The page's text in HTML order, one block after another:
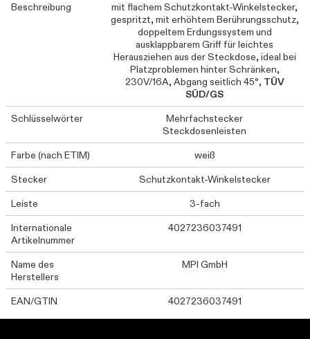
Beschreibung
mit flachem Schutzkontakt-Winkelstecker,
gespritzt, mit erhöhtem Berührungsschutz,
doppeltem Erdungssystem und
ausklappbarem Griff für leichtes
Herausziehen aus der Steckdose, ideal bei
Platzproblemen hinter Schränken,
230V/16A, Abgang seitlich 45°, TÜV
SÜD/GS
Schlüsselwörter
Mehrfachstecker
Steckdosenleisten
Farbe (nach ETIM)
weiß
Stecker
Schutzkontakt-Winkelstecker
Leiste
3-fach
Internationale
Artikelnummer
4027236037491
Name des
Herstellers
MPI GmbH
EAN/GTIN 4027236037491